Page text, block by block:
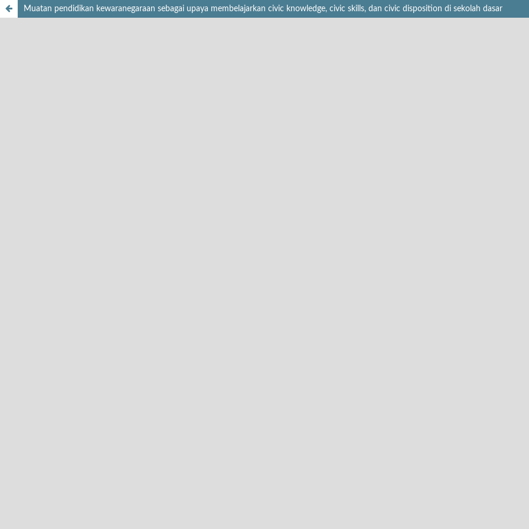
Muatan pendidikan kewaranegaraan sebagai upaya membelajarkan civic knowledge, civic skills, dan civic disposition di sekolah dasar